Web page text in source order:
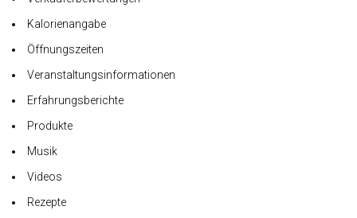
Kalorienangabe
Öffnungszeiten
Veranstaltungsinformationen
Erfahrungsberichte
Produkte
Musik
Videos
Rezepte